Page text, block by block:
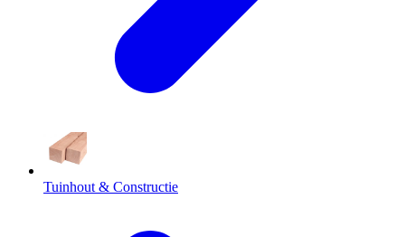
Tuinhout & Constructie